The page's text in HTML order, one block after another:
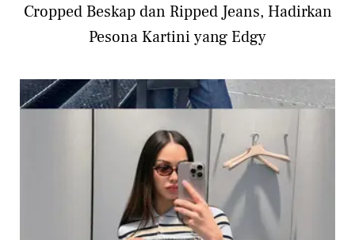
Cropped Beskap dan Ripped Jeans, Hadirkan
Pesona Kartini yang Edgy